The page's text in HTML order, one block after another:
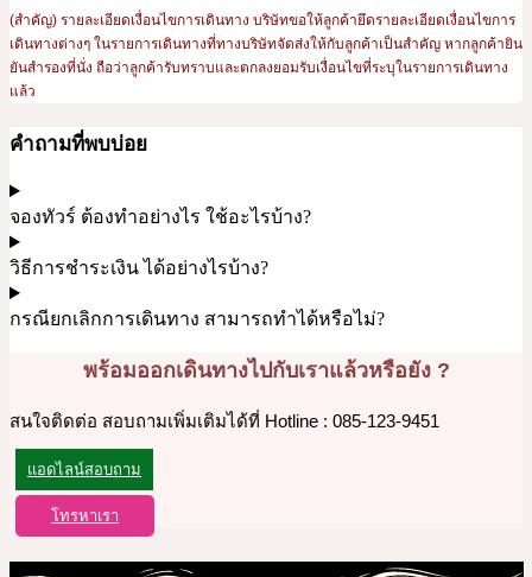
(สำคัญ) รายละเอียดเงื่อนไขการเดินทาง บริษัทขอให้ลูกค้ายึดรายละเอียดเงื่อนไขการ
เดินทางต่างๆ ในรายการเดินทางที่ทางบริษัทจัดส่งให้กับลูกค้าเป็นสำคัญ หากลูกค้ายิน
ยันสำรองที่นั่ง ถือว่าลูกค้ารับทราบและตกลงยอมรับเงื่อนไขที่ระบุในรายการเดินทาง
แล้ว
คำถามที่พบบ่อย
จองทัวร์ ต้องทำอย่างไร ใช้อะไรบ้าง?
วิธีการชำระเงิน ได้อย่างไรบ้าง?
กรณียกเลิกการเดินทาง สามารถทำได้หรือไม่?
พร้อมออกเดินทางไปกับเราแล้วหรือยัง ?
สนใจติดต่อ สอบถามเพิ่มเติมได้ที่ Hotline : 085-123-9451
แอดไลน์สอบถาม
โทรหาเรา